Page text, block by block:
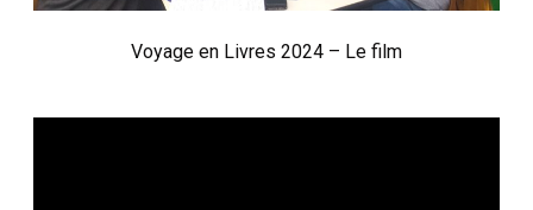
Voyage en Livres 2024 – Le film